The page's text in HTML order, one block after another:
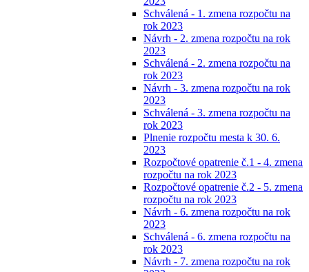
Schválená - 1. zmena rozpočtu na
rok 2023
Návrh - 2. zmena rozpočtu na rok
2023
Schválená - 2. zmena rozpočtu na
rok 2023
Návrh - 3. zmena rozpočtu na rok
2023
Schválená - 3. zmena rozpočtu na
rok 2023
Plnenie rozpočtu mesta k 30. 6.
2023
Rozpočtové opatrenie č.1 - 4. zmena
rozpočtu na rok 2023
Rozpočtové opatrenie č.2 - 5. zmena
rozpočtu na rok 2023
Návrh - 6. zmena rozpočtu na rok
2023
Schválená - 6. zmena rozpočtu na
rok 2023
Návrh - 7. zmena rozpočtu na rok